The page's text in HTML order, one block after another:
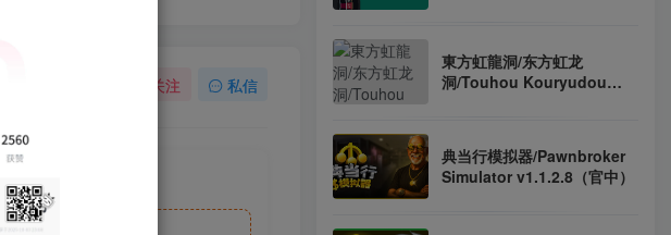
关注 私信
東方虹龍洞/东方虹龙
洞/Touhou Kouryudou
典当行模拟器/Pawnbroker
Simulator v1.1.2.8（官中）